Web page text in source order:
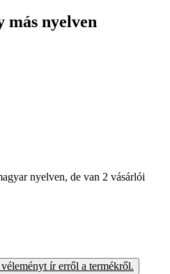
más nyelven
nyelven, de van 2 vásárlói
ír erről a termékről.